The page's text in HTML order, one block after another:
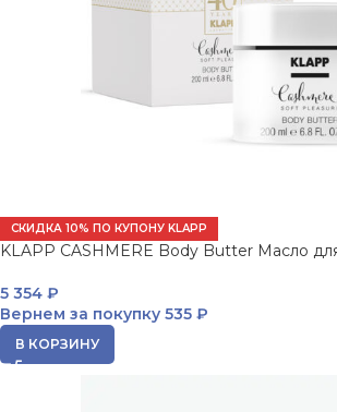
СКИДКА 10% ПО КУПОНУ KLAPP
KLAPP CASHMERE Body Butter Масло
5 354 ₽
Вернем за покупку 535 ₽
В КОРЗИНУ